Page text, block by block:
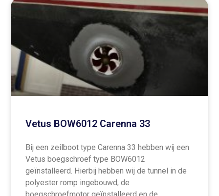
Vetus BOW6012 Carenna 33
Bij een zeilboot type Carenna 33 hebben wij een
Vetus boegschroef type BOW6012
geïnstalleerd. Hierbij hebben wij de tunnel in de
polyester romp ingebouwd, de